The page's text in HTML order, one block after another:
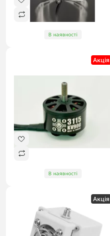
В наявності
Акцiя
В наявності
Акцiя